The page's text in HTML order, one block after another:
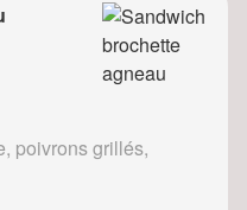
poivrons grillés,